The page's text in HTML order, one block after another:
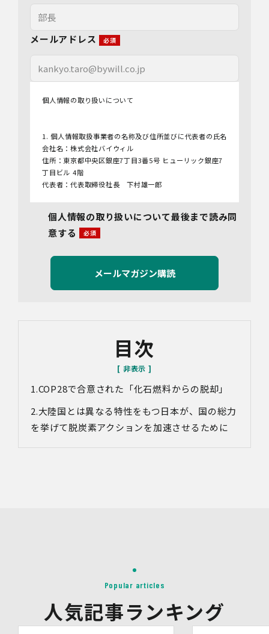
メールアドレス
個人情報の取り扱いについて
1. 個人情報取扱事業者の名称及び住所並びに代表者の氏名
会社名：株式会社バイウィル
住所：東京都中央区銀座7丁目3番5号 ヒューリック銀座7
丁目ビル 4階
代表者：代表取締役社長 下村雄一郎
管理者名：管理部長
連絡先：info@bywill.co.jp
3.利用目的
当社で取り扱う個人情報（個人情報保護法第2条第1項によ
り定義された「個人情報」をいい、以下同様とします。）
の利用目的は以下のとおりです。個人情報の提供は任意で
望・お問い合わせ内容・ご意見等の正確な把握、今後の
サービス向上等のために、録音・録画させていただく場合
対象情報
利用目的
き、以下の内容に従って第三者提供を行うことがありま
す。なお、本人の同意がある場合及び法令の定めによる場
第三者に提供することはありません。
(1)提供先
個人情報の取り扱いについて最後まで読み同
意する
目次
COP28で合意された「化石燃料からの脱却」
大陸国とは異なる特性をもつ日本が、国の総力
を挙げて脱炭素アクションを加速させるために
Popular articles
人気記事ランキング